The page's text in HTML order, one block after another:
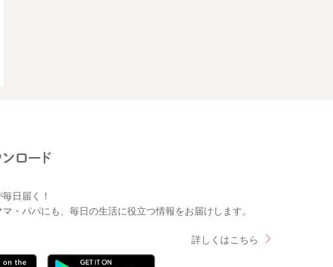
日届く！
・パパにも、毎日の生活に役立つ情報をお届けします。
詳しくはこちら